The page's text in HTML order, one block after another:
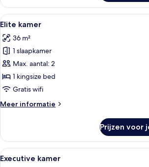
kamer,
queensize
Alle
foto's
voor
Elite
kamer
laden
Een
5
Elite kamer
36 m²
1 slaapkamer
Max. aantal: 2
1 kingsize bed
Gratis wifi
Meer informatie
Meer
kamer
Prijzen voor
Alle
foto's
Een
5
Executive kamer